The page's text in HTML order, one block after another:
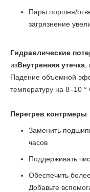
Пары поршня/
загрязнение
Гидравлические
изВнутренняя утечка
Падение объемной
температуру на 8–10 °
Перегрев контрмеры:
Заменить
часов
Поддерживать
Обеспечить
Добавьте